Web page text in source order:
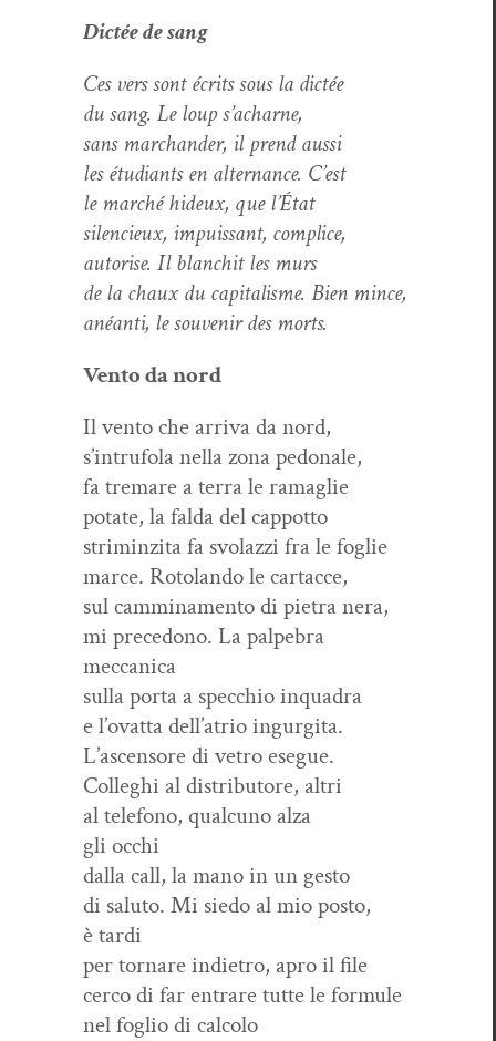
Dic­tée de sang
Ces vers sont écrits sous la dictée
du sang. Le loup s’acharne,
sans marchan­der, il prend aussi
les étu­di­ants en alter­nance. C’est
le marché hideux, que l’État
silen­cieux, impuis­sant, complice,
autorise. Il blan­chit les murs
de la chaux du cap­i­tal­isme. Bien mince,
anéan­ti, le sou­venir des morts.
Ven­to da nord
Il ven­to che arri­va da nord,
s’intrufola nel­la zona pedonale,
fa tremare a ter­ra le ramaglie
potate, la fal­da del cappotto
strim­inzi­ta fa svolazzi fra le foglie
marce. Rotolan­do le cartacce,
sul cam­mi­na­men­to di pietra nera,
mi pre­ce­dono. La palpe­bra
meccanica
sul­la por­ta a spec­chio inquadra
e l’ovatta dell’atrio ingurgita.
L’ascensore di vetro esegue.
Col­leghi al dis­trib­u­tore, altri
al tele­fono, qual­cuno alza
gli occhi
dal­la call, la mano in un gesto
di salu­to. Mi siedo al mio pos­to,
è tardi
per tornare indi­etro, apro il file
cer­co di far entrare tutte le formule
nel foglio di calcolo